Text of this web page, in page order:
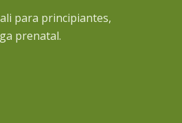
para principiantes,
prenatal.